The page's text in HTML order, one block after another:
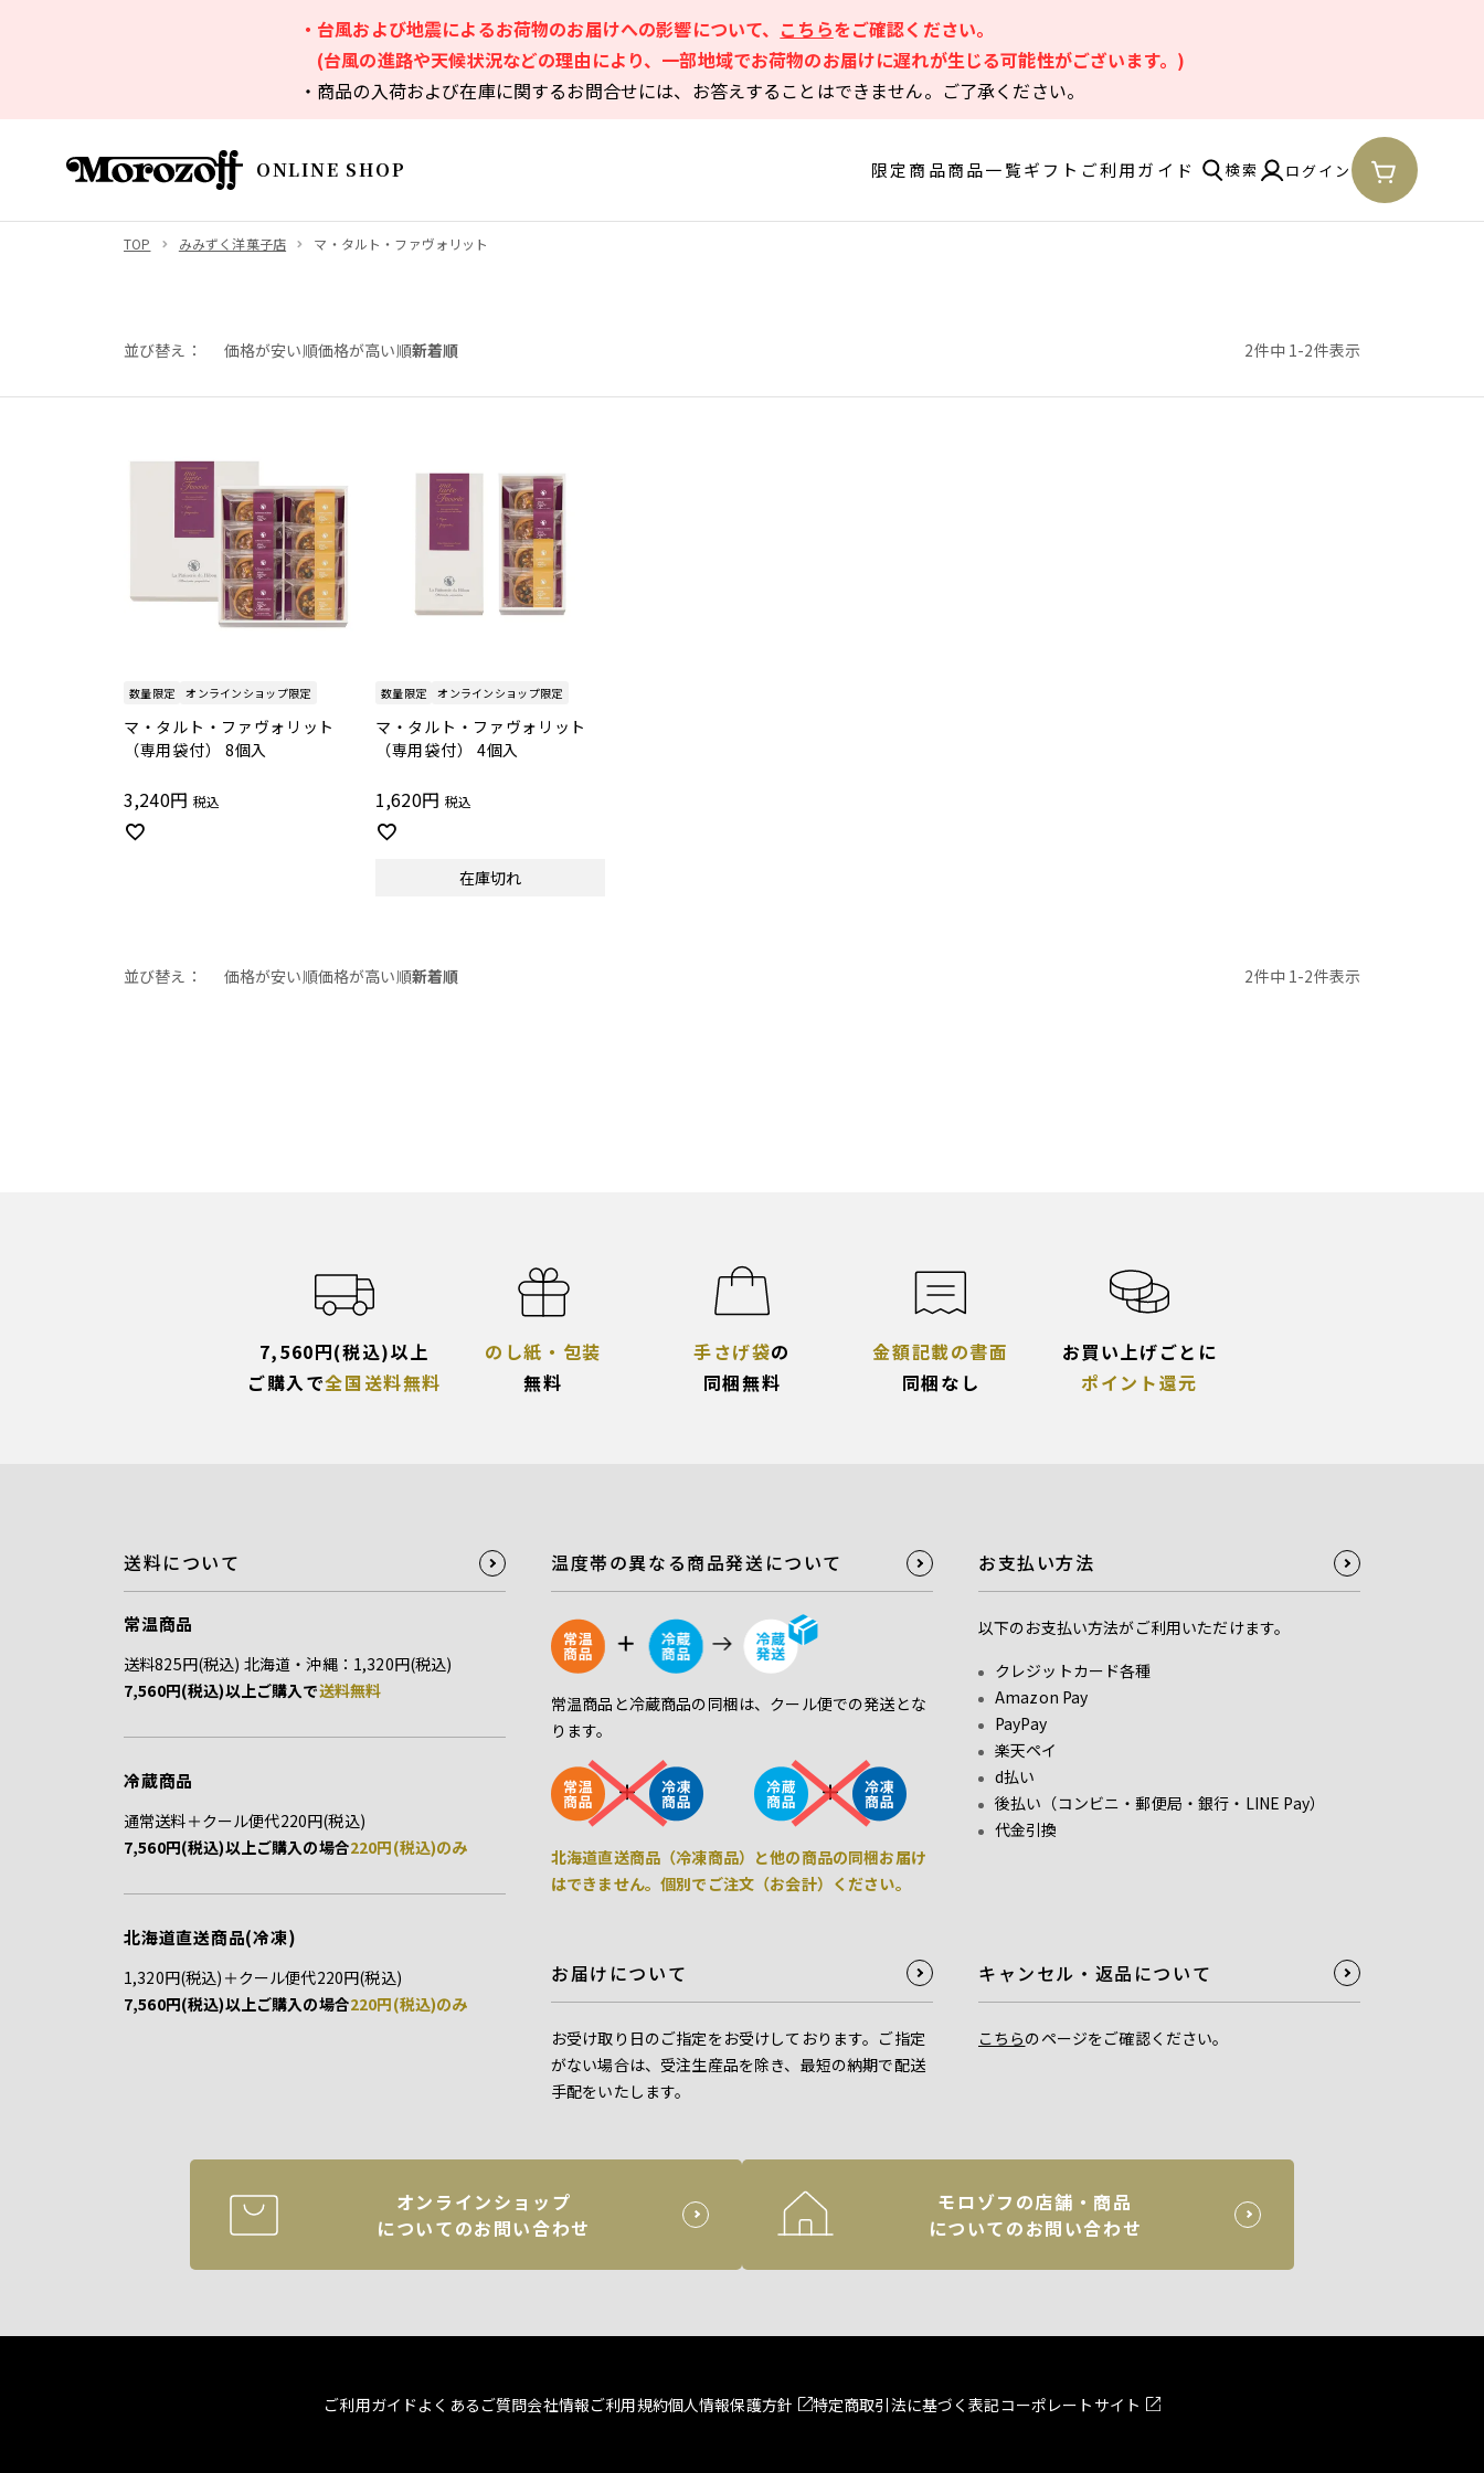
・台風および地震によるお荷物のお届けへの影響について、 こちらをご確認ください。
(台風の進路や天候状況などの理由により、一部地域でお荷物のお届けに遅れが生じる可能性がございます。)
・商品の入荷および在庫に関するお問合せには、お答えすることはできません。ご了承ください。
ONLINE SHOP 限定商品商品一覧ギフト ご利用ガイド 検索 ログイン
TOP みみずく洋菓子店 マ・タルト・ファヴォリット
並び替え 価格が安い順価格が高い順新着順 2件中 1-2件表示
数量限定 オンラインショップ限定
マ・タルト・ファヴォリット
（専用袋付） 8個入
3,240 税込
数量限定 オンラインショップ限定
マ・タルト・ファヴォリット
（専用袋付） 4個入
1,620 税込
在庫切れ
並び替え 価格が安い順価格が高い順新着順 2件中 1-2件表示
7,560円(税込)以上
ご購入で全国送料無料
のし紙・包装
無料
手さげ袋の
同梱無料
金額記載の書面
同梱なし
お買い上げごとに
ポイント還元
送料について
常温商品
送料825円(税込) 北海道・沖縄：1,320円(税込)
7,560円(税込)以上ご購入で送料無料
冷蔵商品
通常送料＋クール便代220円(税込)
7,560円(税込)以上ご購入の場合220円(税込)のみ
北海道直送商品(冷凍)
1,320円(税込)＋クール便代220円(税込)
7,560円(税込)以上ご購入の場合220円(税込)のみ
温度帯の異なる商品発送について
常温商品と冷蔵商品の同梱は、クール便での発送とな
ります。
北海道直送商品（冷凍商品）と他の商品の同梱お届け
はできません。個別でご注文（お会計）ください。
お支払い方法
以下のお支払い方法がご利用いただけます。
クレジットカード各種
Amazon Pay
PayPay
楽天ペイ
d払い
後払い（コンビニ・郵便局・銀行・LINE Pay）
代金引換
お届けについて
お受け取り日のご指定をお受けしております。ご指定
がない場合は、受注生産品を除き、最短の納期で配送
手配をいたします。
キャンセル・返品について
こちらのページをご確認ください。
オンラインショップ
についてのお問い合わせ
モロゾフの店舗・商品
についてのお問い合わせ
ご利用ガイドよくあるご質問会社情報ご利用規約個人情報保護方針 特定商取引法に基づく表記コーポレートサイト